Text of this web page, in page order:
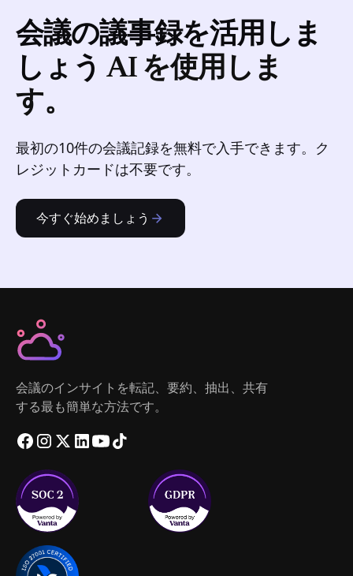
会議の議事録を活用しま
しょう AI を使用しま
す。
最初の10件の会議記録を無料で入手できます。ク
レジットカードは不要です。
今すぐ始めましょう
会議のインサイトを転記、要約、抽出、共有
する最も簡単な方法です。